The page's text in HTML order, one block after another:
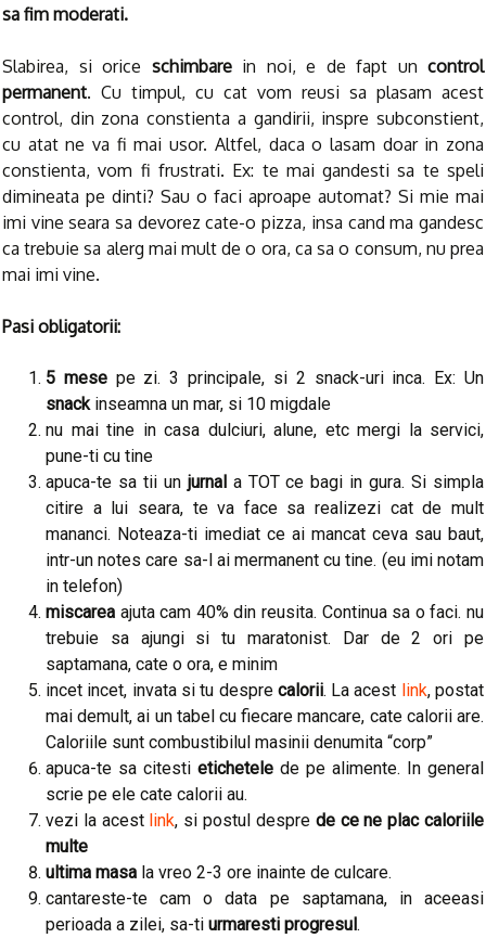
sa fim moderati.
Slabirea, si orice schimbare in noi, e de fapt un control
permanent. Cu timpul, cu cat vom reusi sa plasam acest
control, din zona constienta a gandirii, inspre subconstient,
cu atat ne va fi mai usor. Altfel, daca o lasam doar in zona
constienta, vom fi frustrati. Ex: te mai gandesti sa te speli
dimineata pe dinti? Sau o faci aproape automat? Si mie mai
imi vine seara sa devorez cate-o pizza, insa cand ma gandesc
ca trebuie sa alerg mai mult de o ora, ca sa o consum, nu prea
mai imi vine.
Pasi obligatorii:
5 mesepe zi. 3 principale, si 2 snack-uri inca. Ex: Un
snack inseamna un mar, si 10 migdale
nu mai tine in casa dulciuri, alune, etc mergi la servici,
pune-ti cu tine
apuca-te sa tii un jurnal a TOT ce bagi in gura. Si simpla
citire a lui seara, te va face sa realizezi cat de mult
mananci. Noteaza-ti imediat ce ai mancat ceva sau baut,
intr-un notes care sa-l ai mermanent cu tine. (eu imi notam
in telefon)
miscarea ajuta cam 40% din reusita. Continua sa o faci. nu
trebuie sa ajungi si tu maratonist. Dar de 2 ori pe
saptamana, cate o ora, e minim
incet incet, invata si tu despre calorii. La acest link, postat
mai demult, ai un tabel cu fiecare mancare, cate calorii are.
Caloriile sunt combustibilul masinii denumita “corp”
apuca-te sa citesti etichetele de pe alimente. In general
scrie pe ele cate calorii au.
vezi la acest link, si postul despre de ce ne plac caloriile
multe
ultima masa la vreo 2-3 ore inainte de culcare.
cantareste-te cam o data pe saptamana, in aceeasi
perioada a zilei, sa-ti urmaresti progresul.